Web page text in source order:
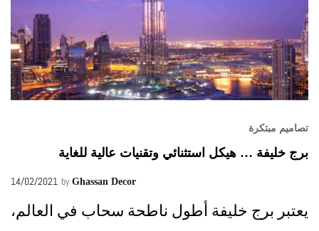
تصاميم مبتكرة
برج خليفة … هيكل استثنائي وتقنيات عالية للغاية
14/02/2021 by Ghassan Decor
يعتبر برج خليفة أطول ناطحة سحاب في العالم،